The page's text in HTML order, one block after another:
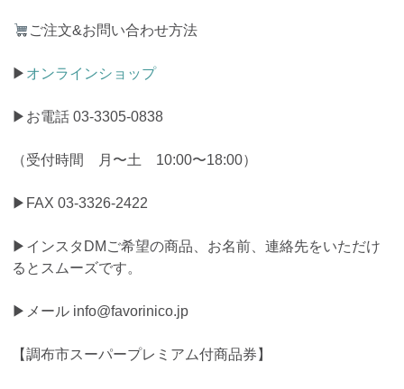
ご注文&お問い合わせ方法
▶︎ オンラインショップ
▶︎お電話 03-3305-0838
（受付時間 月〜土 10:00〜18:00）
▶︎FAX 03-3326-2422
▶︎インスタDMご希望の商品、お名前、連絡先をいただけ
るとスムーズです。
▶︎メール info@favorinico.jp
【調布市スーパープレミアム付商品券】